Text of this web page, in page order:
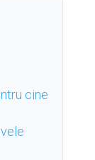
cine